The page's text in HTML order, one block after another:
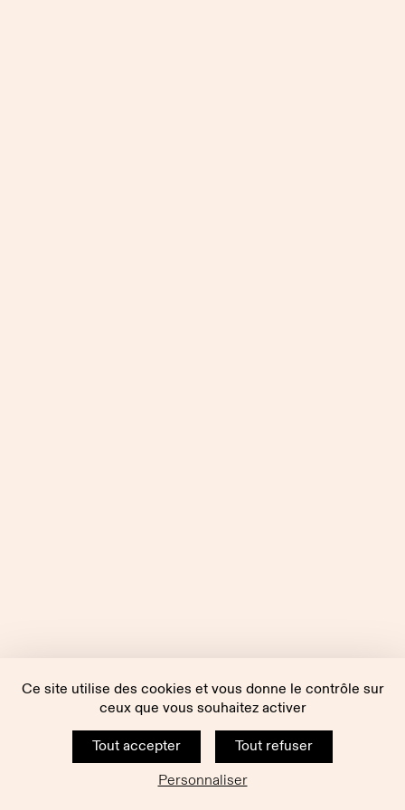
Ce site utilise des cookies et vous donne le contrôle sur
ceux que vous souhaitez activer
Tout accepter
Tout refuser
Personnaliser